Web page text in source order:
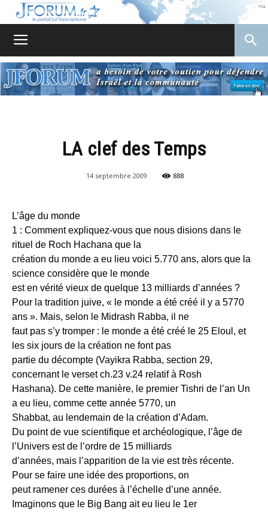
LA clef des Temps
14 septembre 2009 888
L’âge du monde
1 : Comment expliquez-vous que nous disions dans le
rituel de Roch Hachana que la
création du monde a eu lieu voici 5.770 ans, alors que la
science considère que le monde
est en vérité vieux de quelque 13 milliards d’années ?
Pour la tradition juive, « le monde a été créé il y a 5770
ans ». Mais, selon le Midrash Rabba, il ne
faut pas s’y tromper : le monde a été créé le 25 Eloul, et
les six jours de la création ne font pas
partie du décompte (Vayikra Rabba, section 29,
concernant le verset ch.23 v.24 relatif à Rosh
Hashana). De cette manière, le premier Tishri de l’an Un
a eu lieu, comme cette année 5770, un
Shabbat, au lendemain de la création d’Adam.
Du point de vue scientifique et archéologique, l’âge de
l’Univers est de l’ordre de 15 milliards
d’années, mais l’apparition de la vie est très récente.
Pour se faire une idée des proportions, on
peut ramener ces durées à l’échelle d’une année.
Imaginons que le Big Bang ait eu lieu le 1er